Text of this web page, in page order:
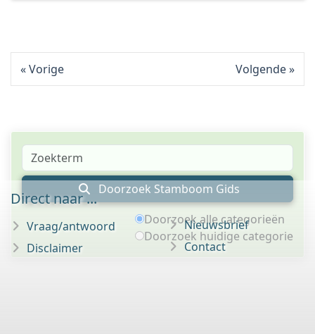
Vorige Volgende
Doorzoek Stamboom Gids
Doorzoek alle categorieën
Doorzoek huidige categorie
Direct naar ...
Vraag/antwoord
Disclaimer
Nieuwsbrief
Contact